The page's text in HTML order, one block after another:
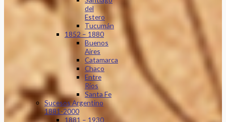
del
Estero
Tucumán
1852 – 1880
Buenos
Aires
Catamarca
Chaco
Entre
Ríos
Santa Fe
Sucesos Argentino
1881-2000
1881 – 1930